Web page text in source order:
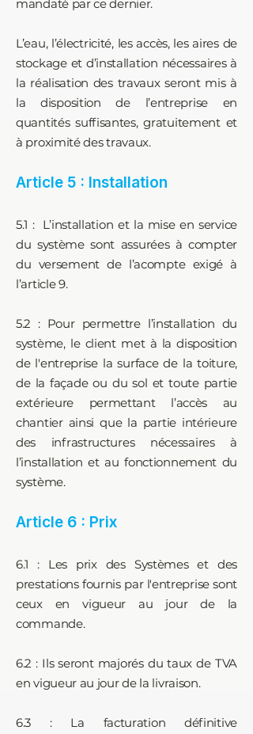
mandaté par ce dernier.
L’eau, l’électricité, les accès, les aires de
stockage et d’installation nécessaires à
la réalisation des travaux seront mis à
la disposition de l’entreprise en
quantités suffisantes, gratuitement et
à proximité des travaux.
Article 5 : Installation
5.1 : L’installation et la mise en service
du système sont assurées à compter
du versement de l’acompte exigé à
l’article 9.
5.2 : Pour permettre l’installation du
système, le client met à la disposition
de l'entreprise la surface de la toiture,
de la façade ou du sol et toute partie
extérieure permettant l’accès au
chantier ainsi que la partie intérieure
des infrastructures nécessaires à
l’installation et au fonctionnement du
système.
Article 6 : Prix
6.1 : Les prix des Systèmes et des
prestations fournis par l'entreprise sont
ceux en vigueur au jour de la
commande.
6.2 : Ils seront majorés du taux de TVA
en vigueur au jour de la livraison.
6.3 : La facturation définitive